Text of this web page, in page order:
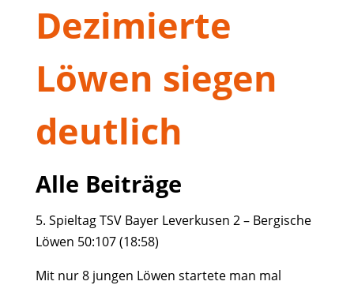
Dezimierte
Löwen siegen
deutlich
Alle Beiträge
5. Spieltag TSV Bayer Leverkusen 2 – Bergische
Löwen 50:107 (18:58)
Mit nur 8 jungen Löwen startete man mal